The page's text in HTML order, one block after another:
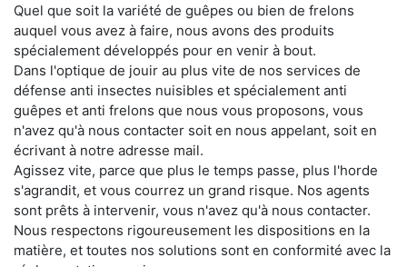
Quel que soit la variété de guêpes ou bien de frelons
auquel vous avez à faire, nous avons des produits
spécialement développés pour en venir à bout.
Dans l'optique de jouir au plus vite de nos services de
défense anti insectes nuisibles et spécialement anti
guêpes et anti frelons que nous vous proposons, vous
n'avez qu'à nous contacter soit en nous appelant, soit en
écrivant à notre adresse mail.
Agissez vite, parce que plus le temps passe, plus l'horde
s'agrandit, et vous courrez un grand risque. Nos agents
sont prêts à intervenir, vous n'avez qu'à nous contacter.
Nous respectons rigoureusement les dispositions en la
matière, et toutes nos solutions sont en conformité avec la